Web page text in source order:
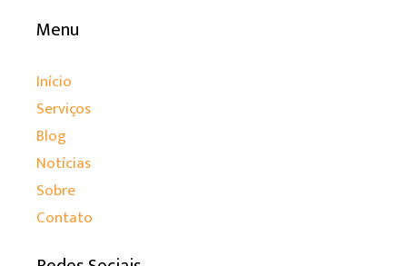
Menu
Início
Serviços
Blog
Notícias
Sobre
Contato